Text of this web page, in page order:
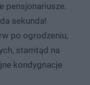
pensjonariusze.
sekunda!
po ogrodzeniu,
stamtąd na
kondygnacje